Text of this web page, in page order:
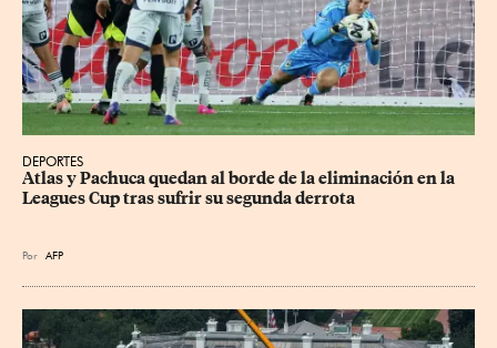
DEPORTES
Atlas y Pachuca quedan al borde de la eliminación en la
Leagues Cup tras sufrir su segunda derrota
Por AFP